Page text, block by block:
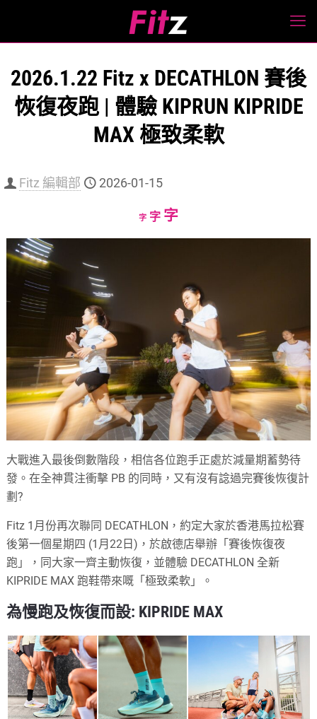
2026.1.22 Fitz x DECATHLON 賽後
恢復夜跑 | 體驗 KIPRUN KIPRIDE
MAX 極致柔軟
Fitz 編輯部 2026-01-15
字Decrease
字Reset
字Increase
大戰進入最後倒數階段，相信各位跑手正處於減量期蓄勢待
發。在全神貫注衝擊 PB 的同時，又有沒有諗過完賽後恢復計
劃?
Fitz 1月份再次聯同 DECATHLON，約定大家於香港馬拉松賽
後第一個星期四 (1月22日)，於啟德店舉辦「賽後恢復夜
跑」，同大家一齊主動恢復，並體驗 DECATHLON 全新
KIPRIDE MAX 跑鞋帶來嘅「極致柔軟」。
為慢跑及恢復而設: KIPRIDE MAX